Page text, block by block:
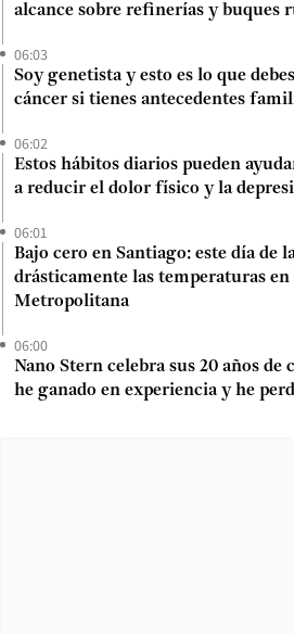
alcance sobre refinerías y buques
06:03
Soy genetista y esto es lo que
cáncer si tienes antecedentes
06:02
Estos hábitos diarios pueden
a reducir el dolor físico y la
06:01
Bajo cero en Santiago: este día de
drásticamente las temperaturas en
Metropolitana
06:00
Nano Stern celebra sus 20 años de
he ganado en experiencia y he